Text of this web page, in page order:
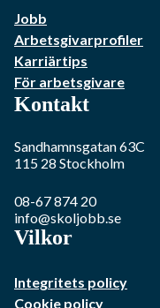
Jobb
Arbetsgivarprofiler
Karriärtips
För arbetsgivare
Kontakt
Sandhamnsgatan 63C
115 28 Stockholm
08-67 874 20
info@skoljobb.se
Vilkor
Integritets policy
Cookie policy